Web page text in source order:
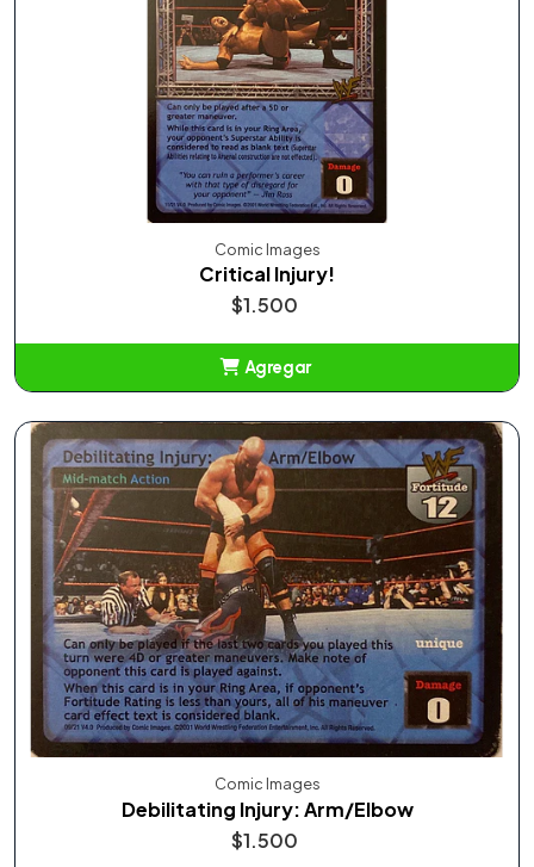
Comic Images
Critical Injury!
$1.500
Agregar
Comic Images
Debilitating Injury: Arm/Elbow
$1.500